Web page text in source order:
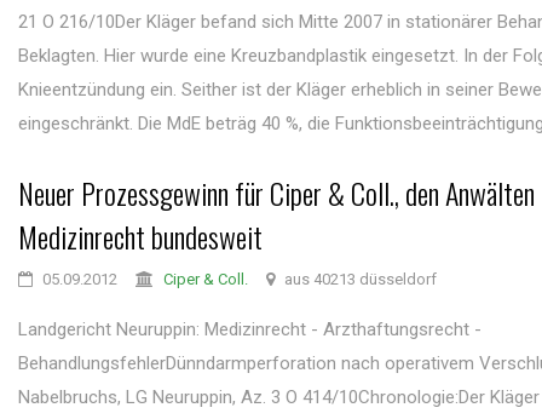
21 O 216/10Der Kläger befand sich Mitte 2007 in stationärer
Beklagten. Hier wurde eine Kreuzbandplastik eingesetzt. In der
Knieentzündung ein. Seither ist der Kläger erheblich in seiner
eingeschränkt. Die MdE beträg 40 %, die
Neuer Prozessgewinn für Ciper & Coll., den
Medizinrecht bundesweit
05.09.2012 Ciper & Coll. aus 40213 düsseldorf
Landgericht Neuruppin: Medizinrecht - Arzthaftungsrecht -
BehandlungsfehlerDünndarmperforation nach operativem
Nabelbruchs, LG Neuruppin, Az. 3 O 414/10Chronologie:Der